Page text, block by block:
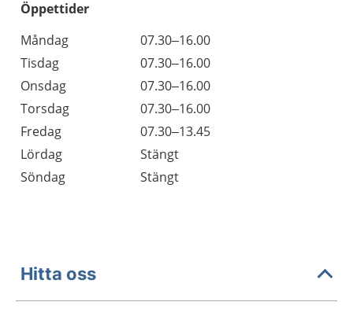
Öppettider
Dag
Öppettider
Kommentarer
Måndag
07.30–16.00
Tisdag
07.30–16.00
Onsdag
07.30–16.00
Torsdag
07.30–16.00
Fredag
07.30–13.45
Lördag
Stängt
Söndag
Stängt
Hitta oss